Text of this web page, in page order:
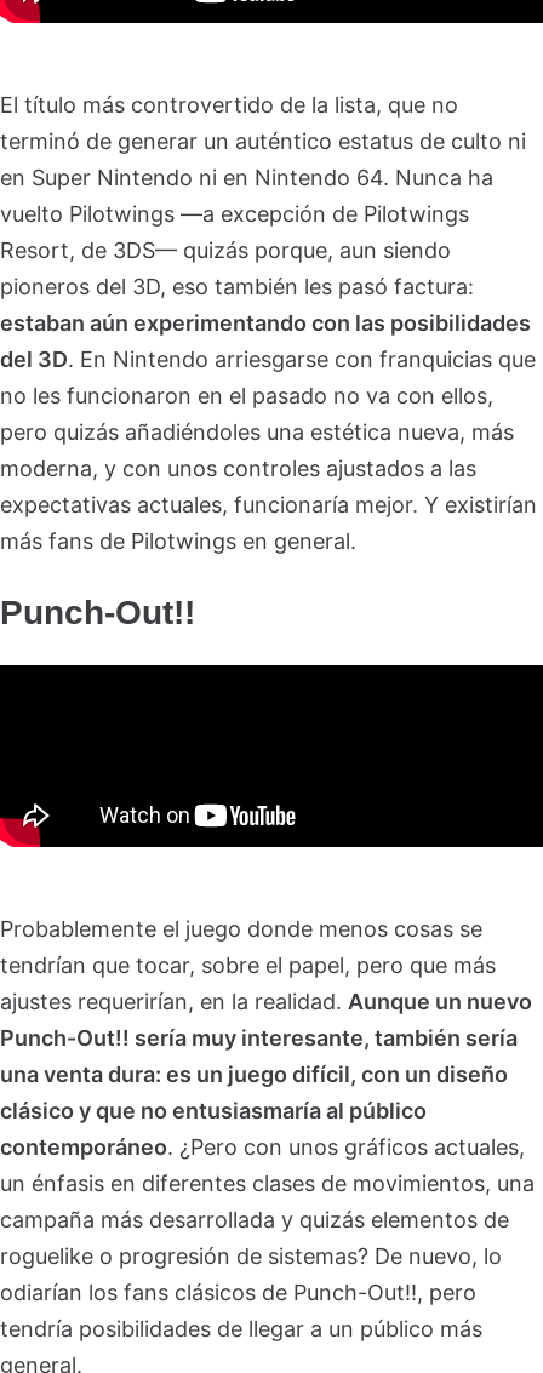
El título más controvertido de la lista, que no
terminó de generar un auténtico estatus de culto ni
en Super Nintendo ni en Nintendo 64. Nunca ha
vuelto Pilotwings —a excepción de Pilotwings
Resort, de 3DS— quizás porque, aun siendo
pioneros del 3D, eso también les pasó factura:
estaban aún experimentando con las posibilidades
del 3D. En Nintendo arriesgarse con franquicias que
no les funcionaron en el pasado no va con ellos,
pero quizás añadiéndoles una estética nueva, más
moderna, y con unos controles ajustados a las
expectativas actuales, funcionaría mejor. Y existirían
más fans de Pilotwings en general.
Punch-Out!!
Probablemente el juego donde menos cosas se
tendrían que tocar, sobre el papel, pero que más
ajustes requerirían, en la realidad. Aunque un nuevo
Punch-Out!! sería muy interesante, también sería
una venta dura: es un juego difícil, con un diseño
clásico y que no entusiasmaría al público
contemporáneo. ¿Pero con unos gráficos actuales,
un énfasis en diferentes clases de movimientos, una
campaña más desarrollada y quizás elementos de
roguelike o progresión de sistemas? De nuevo, lo
odiarían los fans clásicos de Punch-Out!!, pero
tendría posibilidades de llegar a un público más
general.